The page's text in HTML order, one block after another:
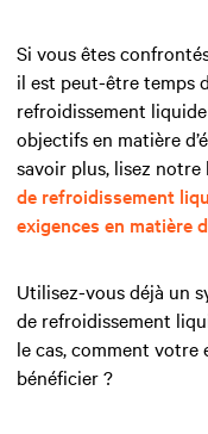
Si vous êtes
il est peut-être temps
refroidissement
objectifs en matière
savoir plus, lisez notre
de refroidissement
exigences en matière
Utilisez-vous déjà un
de refroidissement
le cas, comment
bénéficier ?